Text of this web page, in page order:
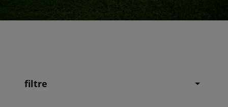
filtre